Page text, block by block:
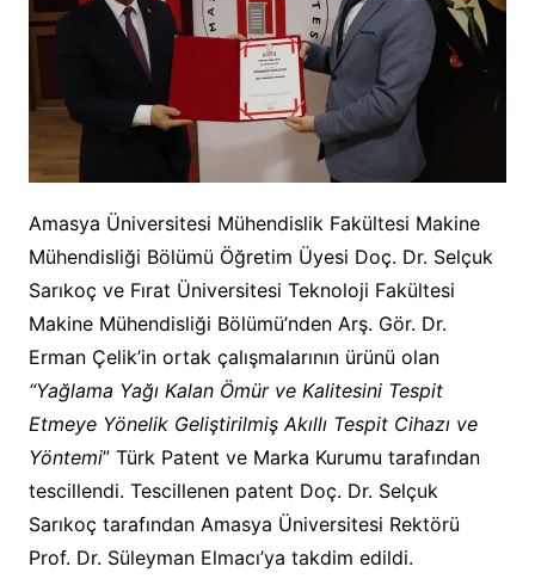
Amasya Üniversitesi Mühendislik Fakültesi Makine
Mühendisliği Bölümü Öğretim Üyesi Doç. Dr. Selçuk
Sarıkoç ve Fırat Üniversitesi Teknoloji Fakültesi
Makine Mühendisliği Bölümü’nden Arş. Gör. Dr.
Erman Çelik’in ortak çalışmalarının ürünü olan
“Yağlama Yağı Kalan Ömür ve Kalitesini Tespit
Etmeye Yönelik Geliştirilmiş Akıllı Tespit Cihazı ve
Yöntemi” Türk Patent ve Marka Kurumu tarafından
tescillendi. Tescillenen patent Doç. Dr. Selçuk
Sarıkoç tarafından Amasya Üniversitesi Rektörü
Prof. Dr. Süleyman Elmacı’ya takdim edildi.